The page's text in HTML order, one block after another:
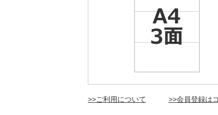
>>ご利用について >>会員登録は